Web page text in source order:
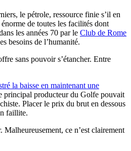
le pétrole, ressource finie s’il en
de toutes les facilités dont
les années 70 par le Club de Rome
besoins de l’humanité.
sans pouvoir s’étancher. Entre
la baisse en maintenant une
principal producteur du Golfe pouvait
Placer le prix du brut en dessous
faillite.
Malheureusement, ce n’est clairement